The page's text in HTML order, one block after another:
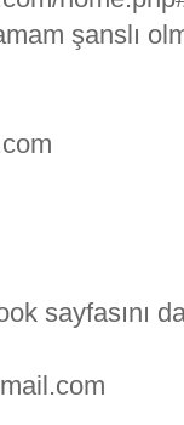
şanslı
sayfasını